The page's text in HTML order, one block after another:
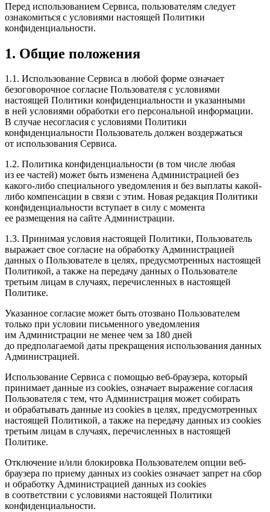
Перед использованием Сервиса, пользователям следует
ознакомиться с условиями настоящей Политики
конфиденциальности.
1. Общие положения
1.1. Использование Сервиса в любой форме означает
безоговорочное согласие Пользователя с условиями
настоящей Политики конфиденциальности и указанными
в ней условиями обработки его персональной информации.
В случае несогласия с условиями Политики
конфиденциальности Пользователь должен воздержаться
от использования Сервиса.
1.2. Политика конфиденциальности (в том числе любая
из ее частей) может быть изменена Администрацией без
какого-либо специального уведомления и без выплаты какой-
либо компенсации в связи с этим. Новая редакция Политики
конфиденциальности вступает в силу с момента
ее размещения на сайте Администрации.
1.3. Принимая условия настоящей Политики, Пользователь
выражает свое согласие на обработку Администрацией
данных о Пользователе в целях, предусмотренных настоящей
Политикой, а также на передачу данных о Пользователе
третьим лицам в случаях, перечисленных в настоящей
Политике.
Указанное согласие может быть отозвано Пользователем
только при условии письменного уведомления
им Администрации не менее чем за 180 дней
до предполагаемой даты прекращения использования данных
Администрацией.
Использование Сервиса с помощью веб-браузера, который
принимает данные из cookies, означает выражение согласия
Пользователя с тем, что Администрация может собирать
и обрабатывать данные из cookies в целях, предусмотренных
настоящей Политикой, а также на передачу данных из cookies
третьим лицам в случаях, перечисленных в настоящей
Политике.
Отключение и/или блокировка Пользователем опции веб-
браузера по приему данных из cookies означает запрет на сбор
и обработку Администрацией данных из cookies
в соответствии с условиями настоящей Политики
конфиденциальности.